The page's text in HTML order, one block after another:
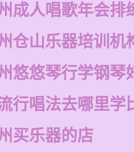
成人唱歌年会排
仓山乐器培训机
悠悠琴行学钢琴
行唱法去哪里学
买乐器的店